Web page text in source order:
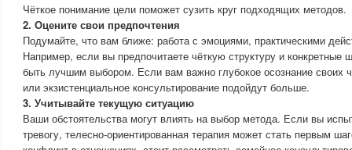
Чёткое понимание цели поможет сузить круг подходящих методов.
2. Оцените свои предпочтения
Подумайте, что вам ближе: работа с эмоциями, практическими
Например, если вы предпочитаете чёткую структуру и конкретные
быть лучшим выбором. Если вам важно глубокое осознание своих
или экзистенциальное консультирование подойдут больше.
3. Учитывайте текущую ситуацию
Ваши обстоятельства могут влиять на выбор метода. Если вы
тревогу, телесно-ориентированная терапия может стать первым